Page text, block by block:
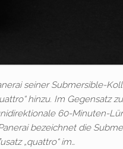
seiner Submersible-
hinzu. Im Gegensatz
60-Minuten-
bezeichnet die
„quattro“ im…